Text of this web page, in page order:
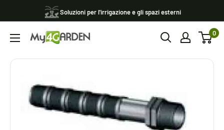
al
contenuto
Soluzioni per l'irrigazione e gli spazi esterni
My4garden 0